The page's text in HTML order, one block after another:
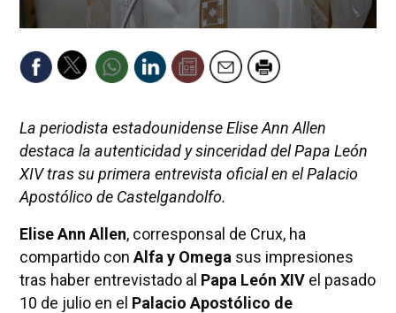
La periodista estadounidense Elise Ann Allen
destaca la autenticidad y sinceridad del Papa León
XIV tras su primera entrevista oficial en el Palacio
Apostólico de Castelgandolfo.
Elise Ann Allen, corresponsal de Crux, ha
compartido con Alfa y Omega sus impresiones
tras haber entrevistado al Papa León XIVel pasado
10 de julio en el Palacio Apostólico de